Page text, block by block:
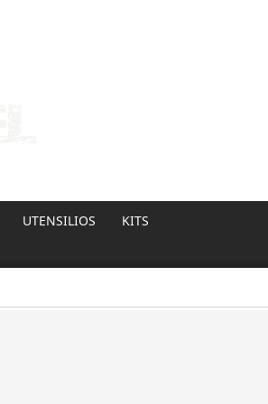
UTENSILIOS KITS